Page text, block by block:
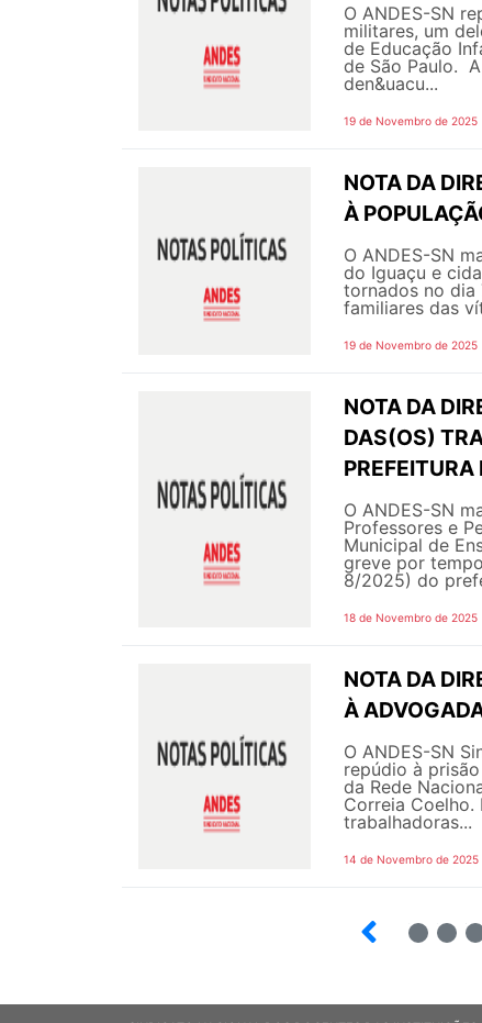
O ANDES-SN
militares, um
de Educação
de São Paulo.
den&uacu...
19 de Novembro de 2025
NOTA DA
À
O ANDES-SN
do Iguaçu e
tornados no dia
familiares das
19 de Novembro de 2025
NOTA DA
DAS(OS)
O ANDES-SN
Professores e
Municipal de
greve por
8/2025) do
18 de Novembro de 2025
NOTA DA
À
O ANDES-SN
repúdio à
da Rede
Correia Coelho.
trabalhadoras...
14 de Novembro de 2025